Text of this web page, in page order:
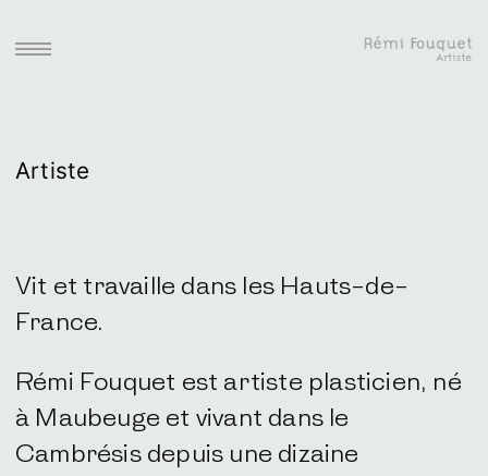
to
open
Artiste
Vit et travaille dans les Hauts-de-
France.
Rémi Fouquet est artiste plasticien, né
à Maubeuge et vivant dans le
Cambrésis depuis une dizaine